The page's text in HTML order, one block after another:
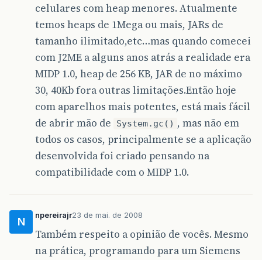
celulares com heap menores. Atualmente
temos heaps de 1Mega ou mais, JARs de
tamanho ilimitado,etc…mas quando comecei
com J2ME a alguns anos atrás a realidade era
MIDP 1.0, heap de 256 KB, JAR de no máximo
30, 40Kb fora outras limitações.Então hoje
com aparelhos mais potentes, está mais fácil
de abrir mão de
System.gc() , mas não em
todos os casos, principalmente se a aplicação
desenvolvida foi criado pensando na
compatibilidade com o MIDP 1.0.
N
npereirajr23 de mai. de 2008
Também respeito a opinião de vocês. Mesmo
na prática, programando para um Siemens